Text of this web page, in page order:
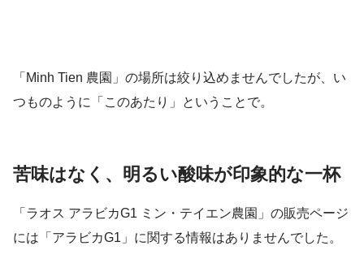
「Minh Tien 農園」の場所は絞り込めませんでしたが、い
つものように「このあたり」ということで。
苦味はなく、明るい酸味が印象的な一杯
「ラオス アラビカG1 ミン・テイエン農園」の販売ページ
には「アラビカG1」に関する情報はありませんでした。